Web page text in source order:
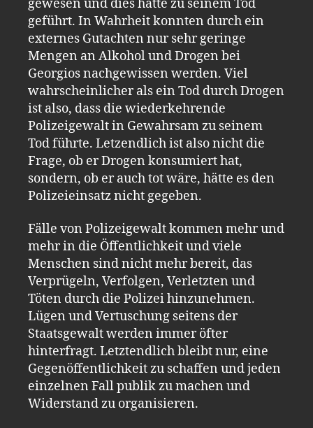
gewesen und dies hätte zu seinem Tod
geführt. In Wahrheit konnten durch ein
externes Gutachten nur sehr geringe
Mengen an Alkohol und Drogen bei
Georgios nachgewissen werden. Viel
wahrscheinlicher als ein Tod durch Drogen
ist also, dass die wiederkehrende
Polizeigewalt in Gewahrsam zu seinem
Tod führte. Letzendlich ist also nicht die
Frage, ob er Drogen konsumiert hat,
sondern, ob er auch tot wäre, hätte es den
Polizeieinsatz nicht gegeben.
Fälle von Polizeigewalt kommen mehr und
mehr in die Öffentlichkeit und viele
Menschen sind nicht mehr bereit, das
Verprügeln, Verfolgen, Verletzten und
Töten durch die Polizei hinzunehmen.
Lügen und Vertuschung seitens der
Staatsgewalt werden immer öfter
hinterfragt. Letztendlich bleibt nur, eine
Gegenöffentlichkeit zu schaffen und jeden
einzelnen Fall publik zu machen und
Widerstand zu organisieren.